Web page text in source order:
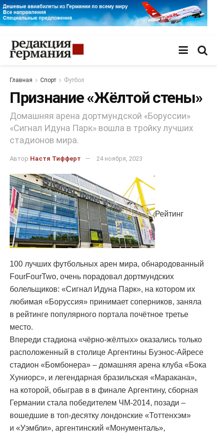
Главная Спорт Футбол
Признание «Жёлтой стены»
Домашняя арена дортмундской «Боруссии»
«Сигнал Идуна Парк» вошла в тройку лучших
стадионов мира.
Автор Настя Тифферт 24 ноября, 2023
Рейтинг
100 лучших футбольных арен мира, обнародованный
FourFourTwo, очень порадовал дортмундских
болельщиков: «Сигнал Идуна Парк», на котором их
любимая «Боруссия» принимает соперников, заняла
в рейтинге популярного портала почётное третье
место.
Впереди стадиона «чёрно-жёлтых» оказались только
расположенный в столице Аргентины Буэнос-Айресе
стадион «Бомбонера» – домашняя арена клуба «Бока
Хуниорс», и легендарная бразильская «Маракана»,
на которой, обыграв в в финале Аргентину, сборная
Германии стала победителем ЧМ-2014, позади –
вошедшие в топ-десятку лондонские «Тоттенхэм»
и «Уэмбли», аргентинский «Монументаль»,